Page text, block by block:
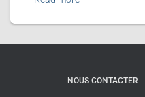
NOUS CONTACTER